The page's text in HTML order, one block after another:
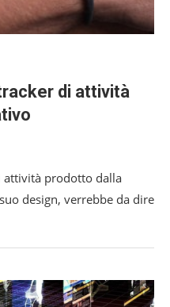
di attività
attività prodotto dalla
design, verrebbe da dire